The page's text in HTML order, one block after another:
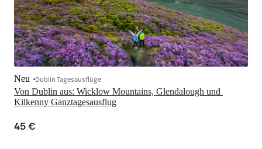
Von Dublin aus: Wicklow Mountains, Glendalough und
Kilkenny Ganztagesausflug
Neu Dublin Tagesausflüge
45 €